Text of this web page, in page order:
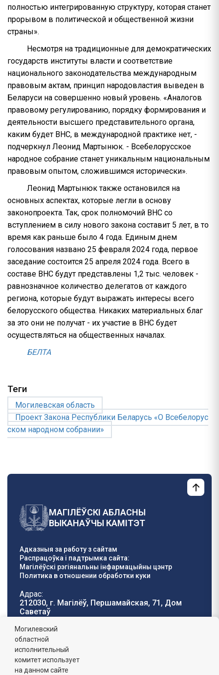
полностью интегрированную структуру, которая станет
прорывом в политической и общественной жизни
страны».
Несмотря на традиционные для демократических
государств институты власти и соответствие
национального законодательства международным
правовым актам, принцип народовластия выведен в
Беларуси на совершенно новый уровень. «Аналогов
правовому регулированию, порядку формирования и
деятельности высшего представительного органа,
каким будет ВНС, в международной практике нет, -
подчеркнул Леонид Мартынюк. - Всебелорусское
народное собрание станет уникальным национальным
правовым опытом, сложившимся исторически».
Леонид Мартынюк также остановился на
основных аспектах, которые легли в основу
законопроекта. Так, срок полномочий ВНС со
вступлением в силу нового закона составит 5 лет, в то
время как раньше было 4 года. Единым днем
голосования названо 25 февраля 2024 года, первое
заседание состоится 25 апреля 2024 года. Всего в
составе ВНС будут представлены 1,2 тыс. человек -
равнозначное количество делегатов от каждого
региона, которые будут выражать интересы всего
белорусского общества. Никаких материальных благ
за это они не получат - их участие в ВНС будет
осуществляться на общественных началах.
БЕЛТА
Теги
Могилевская область
Проект Закона Республики Беларусь «О Всебелорус
ском народном собрании»
МАГІЛЁЎСКІ АБЛАСНЫ
ВЫКАНАЎЧЫ КАМІТЭТ
Адказныя за работу з сайтам
Распрацоўка і падтрымка сайта:
Магілёўскі рэгіянальны інфармацыйны цэнтр
Политика в отношении обработки куки
Адрас:
212030, г. Магілёў, Першамайская, 71, Дом
Саветаў
Тэлефон гарачай
лініі:
8 (0222) 71-32-55
Графік работы:
пн-пт: 8.00 - 17.00, сб-н: выхадны,
Могилевский
областной
исполнительный
комитет использует
на данном сайте